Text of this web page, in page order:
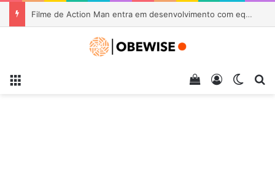
Filme de Action Man entra em desenvolvimento com equipe formada por veteranos da Marvel
Entrar
Veja seu